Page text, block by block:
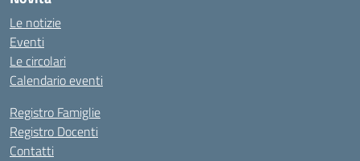
Le notizie
Eventi
Le circolari
Calendario eventi
Registro Famiglie
Registro Docenti
Contatti